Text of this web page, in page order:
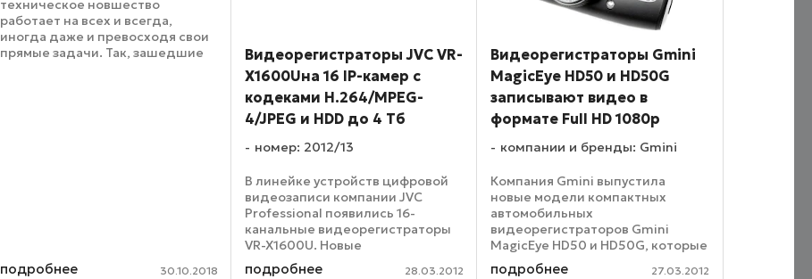
техническое новшество
работает на всех и всегда,
иногда даже и превосходя свои
прямые задачи. Так, зашедшие
подробнее 30.10.2018
Видеорегистраторы JVC VR-
X1600Uна 16 IP-камер с
кодеками H.264/MPEG-
4/JPEG и HDD до 4 Тб
номер: 2012/13
В линейке устройств цифровой
видеозаписи компании JVC
Professional появились 16-
канальные видеорегистраторы
VR-X1600U. Новые
видеорегистраторы работают на
подробнее 28.03.2012
Видеорегистраторы Gmini
MagicEye HD50 и HD50G
записывают видео в
формате Full HD 1080p
компании и бренды: Gmini
Компания Gmini выпустила
новые модели компактных
автомобильных
видеорегистраторов Gmini
MagicEye HD50 и HD50G, которые
записывают полноценное видео
подробнее 27.03.2012